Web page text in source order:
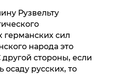
Рузвельту
германских сил
народа это
стороны, если
русских, то